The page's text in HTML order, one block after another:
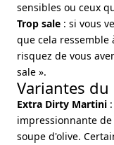
sensibles ou ceux
Trop sale : si vous
que cela ressemble
risquez de vous
sale ».
Variantes du
Extra Dirty Martini
impressionnante
soupe d'olive.